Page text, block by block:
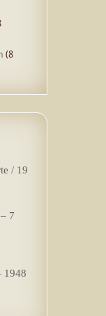
(8
/ 19
7
1948